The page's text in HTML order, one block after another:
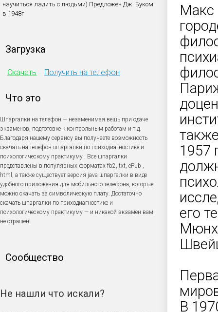
научиться ладить с людьми) Предложен Дж. Буком
в 1948г
Загрузка
Скачать Получить на телефон
Что это
Шпаргалки на телефон — незаменимая вещь при сдаче
экзаменов, подготовке к контрольным работам и т.д.
Благодаря нашему сервису вы получаете возможность
скачать на телефон шпаргалки по психодиагностике и
психологическому практикуму . Все шпаргалки
представлены в популярных форматах fb2, txt, ePub ,
html, а также существует версия java шпаргалки в виде
удобного приложения для мобильного телефона, которые
можно скачать за символическую плату. Достаточно
скачать шпаргалки по психодиагностике и
психологическому практикуму — и никакой экзамен вам
не страшен!
Сообщество
Не нашли что искали?
Макс
1957
его
В